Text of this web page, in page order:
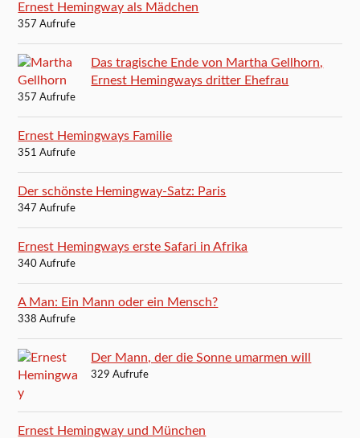
Ernest Hemingway als Mädchen
357 Aufrufe
Das tragische Ende von Martha Gellhorn,
Ernest Hemingways dritter Ehefrau
357 Aufrufe
Ernest Hemingways Familie
351 Aufrufe
Der schönste Hemingway-Satz: Paris
347 Aufrufe
Ernest Hemingways erste Safari in Afrika
340 Aufrufe
A Man: Ein Mann oder ein Mensch?
338 Aufrufe
Der Mann, der die Sonne umarmen will
329 Aufrufe
Ernest Hemingway und München